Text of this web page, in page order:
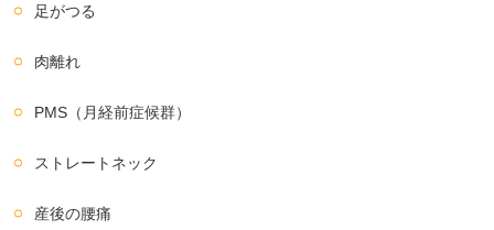
足がつる
肉離れ
PMS（月経前症候群）
ストレートネック
産後の腰痛